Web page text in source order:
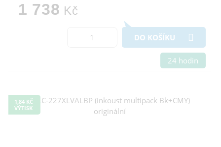
1 738 Kč
DO KOŠÍKU
24 hodin
1,84 KČ
VÝTISK